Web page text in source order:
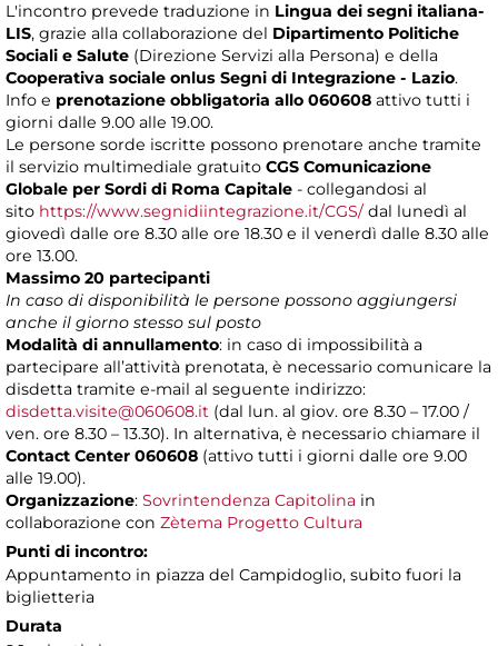
L'incontro prevede traduzione in Lingua dei segni italiana-
LIS, grazie alla collaborazione del Dipartimento Politiche
Sociali e Salute (Direzione Servizi alla Persona) e della
Cooperativa sociale onlus Segni di Integrazione - Lazio.
Info e prenotazione obbligatoria allo 060608 attivo tutti i
giorni dalle 9.00 alle 19.00.
Le persone sorde iscritte possono prenotare anche tramite
il servizio multimediale gratuito CGS Comunicazione
Globale per Sordi di Roma Capitale - collegandosi al
sito https://www.segnidiintegrazione.it/CGS/dal lunedì al
giovedì dalle ore 8.30 alle ore 18.30 e il venerdì dalle 8.30 alle
ore 13.00.
Massimo 20 partecipanti
In caso di disponibilità le persone possono aggiungersi
anche il giorno stesso sul posto
Modalità di annullamento: in caso di impossibilità a
partecipare all’attività prenotata, è necessario comunicare la
disdetta tramite e-mail al seguente indirizzo:
disdetta.visite@060608.it (dal lun. al giov. ore 8.30 – 17.00 /
ven. ore 8.30 – 13.30). In alternativa, è necessario chiamare il
Contact Center 060608 (attivo tutti i giorni dalle ore 9.00
alle 19.00).
Organizzazione: Sovrintendenza Capitolina in
collaborazione con Zètema Progetto Cultura
Punti di incontro:
Appuntamento in piazza del Campidoglio, subito fuori la
biglietteria
Durata